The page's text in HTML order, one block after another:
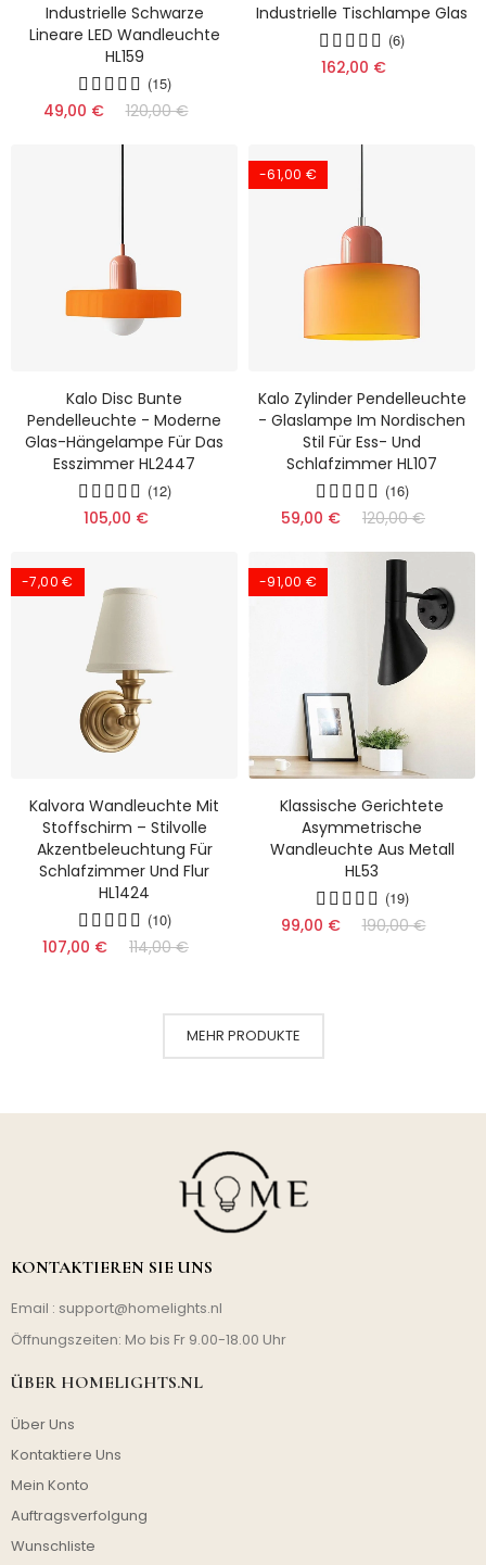
Industrielle Schwarze
Lineare LED Wandleuchte
HL159
(15)
49,00 € 120,00 €
Industrielle Tischlampe Glas
(6)
162,00 €
Kalo Disc Bunte
Pendelleuchte - Moderne
Glas-Hängelampe Für Das
Esszimmer HL2447
(12)
105,00 €
-61,00 €
Kalo Zylinder Pendelleuchte
- Glaslampe Im Nordischen
Stil Für Ess- Und
Schlafzimmer HL107
(16)
59,00 € 120,00 €
-7,00 €
Kalvora Wandleuchte Mit
Stoffschirm – Stilvolle
Akzentbeleuchtung Für
Schlafzimmer Und Flur
HL1424
(10)
107,00 € 114,00 €
-91,00 €
Klassische Gerichtete
Asymmetrische
Wandleuchte Aus Metall
HL53
(19)
99,00 € 190,00 €
MEHR PRODUKTE
KONTAKTIEREN SIE UNS
Email : support@homelights.nl
Öffnungszeiten: Mo bis Fr 9.00-18.00 Uhr
ÜBER HOMELIGHTS.NL
Über Uns
Kontaktiere Uns
Mein Konto
Auftragsverfolgung
Wunschliste